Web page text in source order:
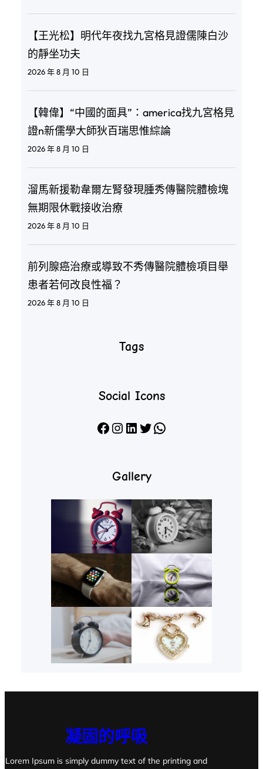
【王光松】明代年夜找九宮格見證儒陳白沙
的靜坐功夫
2026 年 8 月 10 日
【韓偉】“中國的面具”：america找九宮格見
證n新儒學大師狄百瑞思惟綜論
2026 年 8 月 10 日
溜馬新援勒韋爾左腎發現腫秀傳醫院體檢塊
無期限休戰接收治療
2026 年 8 月 10 日
前列腺癌治療或導致不秀傳醫院體檢項目舉
患者若何改良性福？
2026 年 8 月 10 日
Tags
Social Icons
Facebook Instagram LinkedIn X WhatsApp
Gallery
凝固的呼吸
Lorem Ipsum is simply dummy text of the printing and